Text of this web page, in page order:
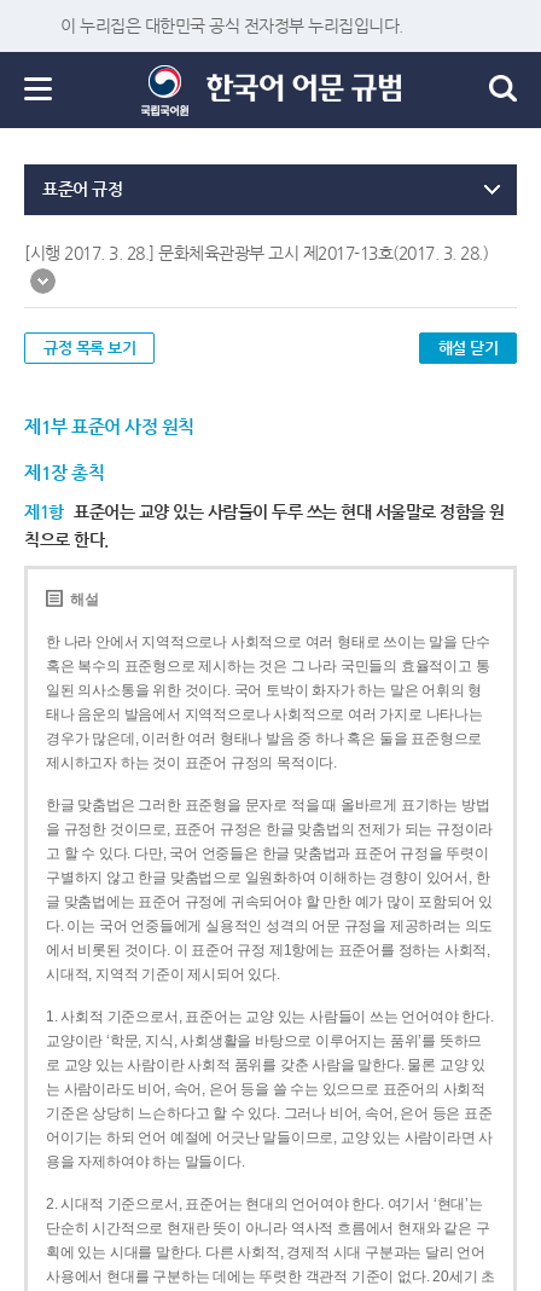
이 누리집은 대한민국 공식 전자정부 누리집입니다.
표준어 규정
[시행 2017. 3. 28.] 문화체육관광부 고시 제2017-13호(2017. 3. 28.)
규정 목록 보기 해설 닫기
제1부 표준어 사정 원칙
제1장 총칙
제1항 표준어는 교양 있는 사람들이 두루 쓰는 현대 서울말로 정함을 원
칙으로 한다.
해설
한 나라 안에서 지역적으로나 사회적으로 여러 형태로 쓰이는 말을 단수
혹은 복수의 표준형으로 제시하는 것은 그 나라 국민들의 효율적이고 통
일된 의사소통을 위한 것이다. 국어 토박이 화자가 하는 말은 어휘의 형
태나 음운의 발음에서 지역적으로나 사회적으로 여러 가지로 나타나는
경우가 많은데, 이러한 여러 형태나 발음 중 하나 혹은 둘을 표준형으로
제시하고자 하는 것이 표준어 규정의 목적이다.
한글 맞춤법은 그러한 표준형을 문자로 적을 때 올바르게 표기하는 방법
을 규정한 것이므로, 표준어 규정은 한글 맞춤법의 전제가 되는 규정이라
고 할 수 있다. 다만, 국어 언중들은 한글 맞춤법과 표준어 규정을 뚜렷이
구별하지 않고 한글 맞춤법으로 일원화하여 이해하는 경향이 있어서, 한
글 맞춤법에는 표준어 규정에 귀속되어야 할 만한 예가 많이 포함되어 있
다. 이는 국어 언중들에게 실용적인 성격의 어문 규정을 제공하려는 의도
에서 비롯된 것이다. 이 표준어 규정 제1항에는 표준어를 정하는 사회적,
시대적, 지역적 기준이 제시되어 있다.
1. 사회적 기준으로서, 표준어는 교양 있는 사람들이 쓰는 언어여야 한다.
교양이란 ‘학문, 지식, 사회생활을 바탕으로 이루어지는 품위’를 뜻하므
로 교양 있는 사람이란 사회적 품위를 갖춘 사람을 말한다. 물론 교양 있
는 사람이라도 비어, 속어, 은어 등을 쓸 수는 있으므로 표준어의 사회적
기준은 상당히 느슨하다고 할 수 있다. 그러나 비어, 속어, 은어 등은 표준
어이기는 하되 언어 예절에 어긋난 말들이므로, 교양 있는 사람이라면 사
용을 자제하여야 하는 말들이다.
2. 시대적 기준으로서, 표준어는 현대의 언어여야 한다. 여기서 ‘현대’는
단순히 시간적으로 현재란 뜻이 아니라 역사적 흐름에서 현재와 같은 구
획에 있는 시대를 말한다. 다른 사회적, 경제적 시대 구분과는 달리 언어
사용에서 현대를 구분하는 데에는 뚜렷한 객관적 기준이 없다. 20세기 초